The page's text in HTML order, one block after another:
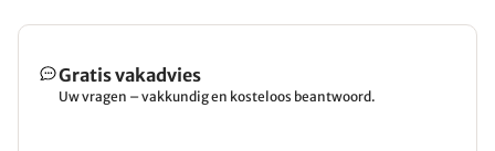
Gratis vakadvies
Uw vragen – vakkundig en kosteloos beantwoord.